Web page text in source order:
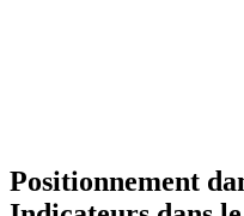
Positionnement